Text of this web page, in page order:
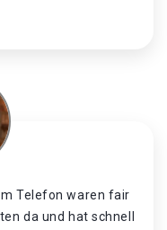
Telefon waren fair
da und hat schnell